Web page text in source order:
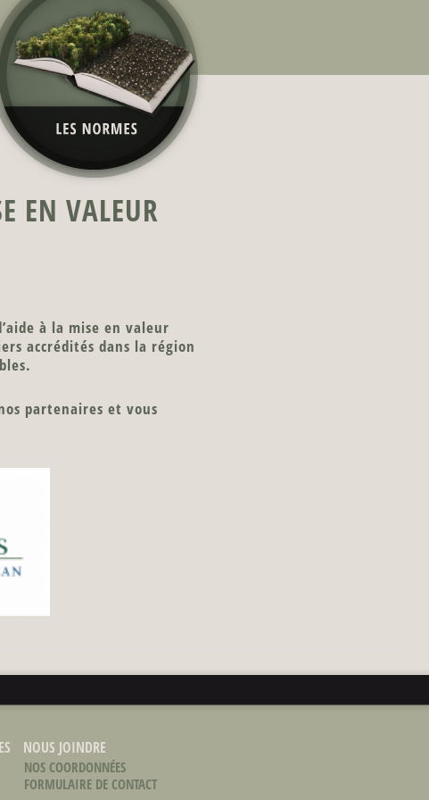
EN VALEUR
à la mise en valeur
accrédités dans la région
partenaires et vous
NOUS JOINDRE
NOS COORDONNÉES
FORMULAIRE DE CONTACT